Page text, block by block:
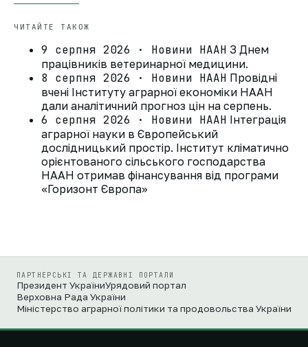
ЧИТАЙТЕ ТАКОЖ
9 серпня 2026 · Новини НААН З Днем
працівників ветеринарної медицини.
8 серпня 2026 · Новини НААН Провідні
вчені Інституту аграрної економіки НААН
дали аналітичний прогноз цін на серпень.
6 серпня 2026 · Новини НААН Інтеграція
аграрної науки в Європейський
дослідницький простір. Інститут кліматично
орієнтованого сільського господарства
НААН отримав фінансування від програми
«Горизонт Європа»
ПАРТНЕРСЬКІ ТА ДЕРЖАВНІ ПОРТАЛИ
Президент УкраїниУрядовий портал
Верховна Рада України
Міністерство аграрної політики та продовольства України